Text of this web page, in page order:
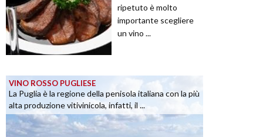
ripetuto è molto
importante scegliere
un vino ...
VINO ROSSO PUGLIESE
La Puglia è la regione della penisola italiana con la più
alta produzione vitivinicola, infatti, il ...